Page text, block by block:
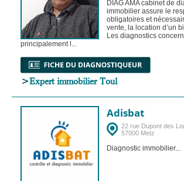
DIAG AMA cabinet de
immobilier assure le
obligatoires et
vente, la location d’un
Les diagnostics
principalement l...
>Expert immobilier Toul
Adisbat
22 rue Dupont des
57000 Metz
Diagnostic immobilier...